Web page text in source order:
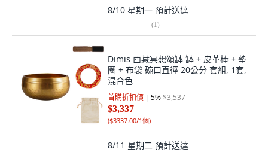
8/10 星期一 預計送達
(1)
Dimis 西藏冥想頌缽 缽 + 皮革棒 + 墊
圈 + 布袋 碗口直徑 20公分 套組, 1套,
混合色
首購折扣價 5%$3,537
$3,337
($3337.00/1個)
8/11 星期二 預計送達